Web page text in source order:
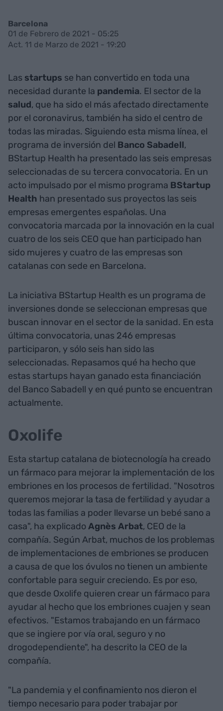
Barcelona
01 de Febrero de 2021 - 05:25
Act. 11 de Marzo de 2021 - 19:20
Las startups se han convertido en toda una
necesidad durante la pandemia. El sector de la
salud, que ha sido el más afectado directamente
por el coronavirus, también ha sido el centro de
todas las miradas. Siguiendo esta misma línea, el
programa de inversión del Banco Sabadell,
BStartup Health ha presentado las seis empresas
seleccionadas de su tercera convocatoria. En un
acto impulsado por el mismo programa BStartup
Health han presentado sus proyectos las seis
empresas emergentes españolas. Una
convocatoria marcada por la innovación en la cual
cuatro de los seis CEO que han participado han
sido mujeres y cuatro de las empresas son
catalanas con sede en Barcelona.
La iniciativa BStartup Health es un programa de
inversiones donde se seleccionan empresas que
buscan innovar en el sector de la sanidad. En esta
última convocatoria, unas 246 empresas
participaron, y sólo seis han sido las
seleccionadas. Repasamos qué ha hecho que
estas startups hayan ganado esta financiación
del Banco Sabadell y en qué punto se encuentran
actualmente.
Oxolife
Esta startup catalana de biotecnología ha creado
un fármaco para mejorar la implementación de los
embriones en los procesos de fertilidad. "Nosotros
queremos mejorar la tasa de fertilidad y ayudar a
todas las familias a poder llevarse un bebé sano a
casa", ha explicadoAgnès Arbat, CEO de la
compañía. Según Arbat, muchos de los problemas
de implementaciones de embriones se producen
a causa de que los óvulos no tienen un ambiente
confortable para seguir creciendo. Es por eso,
que desde Oxolife quieren crear un fármaco para
ayudar al hecho que los embriones cuajen y sean
efectivos. "Estamos trabajando en un fármaco
que se ingiere por vía oral, seguro y no
drogodependiente", ha descrito la CEO de la
compañía.
"La pandemia y el confinamiento nos dieron el
tiempo necesario para poder trabajar por